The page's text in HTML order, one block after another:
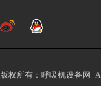
版权所有：呼吸机设备网